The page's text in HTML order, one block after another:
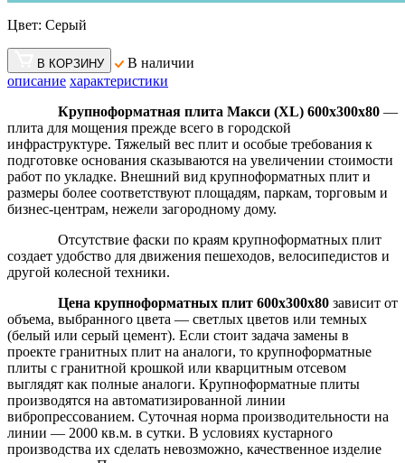
Цвет: Серый
В КОРЗИНУ
В наличии
описание характеристики
Крупноформатная плита Макси (XL) 600х300х80 —
плита для мощения прежде всего в городской
инфраструктуре. Тяжелый вес плит и особые требования к
подготовке основания сказываются на увеличении стоимости
работ по укладке. Внешний вид крупноформатных плит и
размеры более соответствуют площадям, паркам, торговым и
бизнес-центрам, нежели загородному дому.
Отсутствие фаски по краям крупноформатных плит
создает удобство для движения пешеходов, велосипедистов и
другой колесной техники.
Цена крупноформатных плит 600х300х80 зависит от
объема, выбранного цвета — светлых цветов или темных
(белый или серый цемент). Если стоит задача замены в
проекте гранитных плит на аналоги, то крупноформатные
плиты с гранитной крошкой или кварцитным отсевом
выглядят как полные аналоги. Крупноформатные плиты
производятся на автоматизированной линии
вибропрессованием. Суточная норма производительности на
линии — 2000 кв.м. в сутки. В условиях кустарного
производства их сделать невозможно, качественное изделие